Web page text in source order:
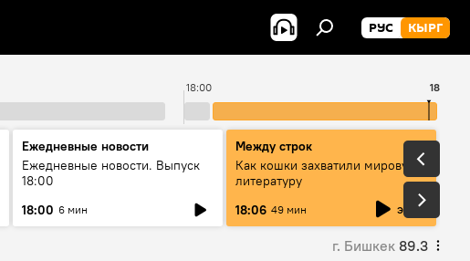
РУС КЫРГ
18:00 18:53
Ежедневные новости
Ежедневные новости. Выпуск
18:00
18:00 6 мин
Между строк
Как кошки захватили мировую
литературу
18:06 49 мин эфир
г. Бишкек 89.3